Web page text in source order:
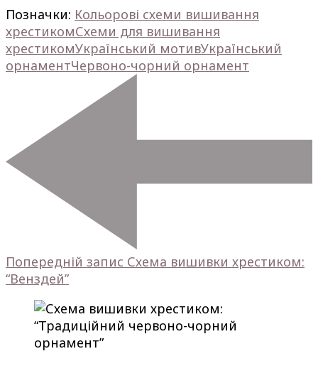
Позначки: Кольорові схеми вишивання
хрестикомСхеми для вишивання
хрестикомУкраїнський мотивУкраїнський
орнаментЧервоно-чорний орнамент
запису
Попередній запис Схема вишивки хрестиком:
“Венздей”